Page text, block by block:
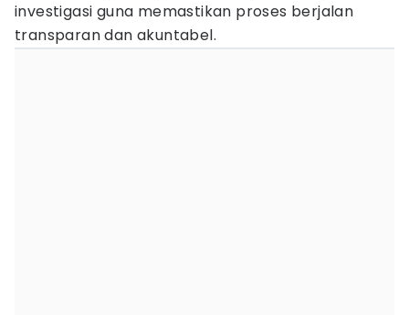
investigasi guna memastikan proses berjalan
transparan dan akuntabel.